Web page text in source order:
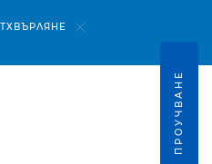
ПРОУЧВАНЕ